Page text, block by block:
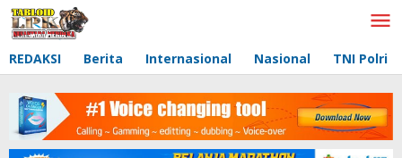
Lewati
ke
REDAKSI Berita Internasional Nasional TNI Polri